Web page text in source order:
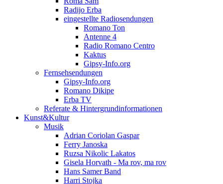
Radijo Erba
eingestellte Radiosendungen
Romano Ton
Antenne 4
Radio Romano Centro
Kaktus
Gipsy-Info.org
Fernsehsendungen
Gipsy-Info.org
Romano Dikipe
Erba TV
Referate & Hintergrundinformationen
Kunst&Kultur
Musik
Adrian Coriolan Gaspar
Ferry Janoska
Ruzsa Nikolic Lakatos
Gisela Horvath - Ma rov, ma rov
Hans Samer Band
Harri Stojka